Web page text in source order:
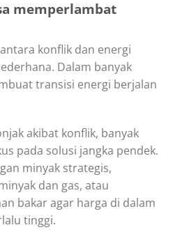
memperlambat
konflik dan energi
Dalam banyak
transisi energi berjalan
akibat konflik, banyak
pada solusi jangka pendek.
minyak strategis,
dan gas, atau
bakar agar harga di dalam
tinggi.